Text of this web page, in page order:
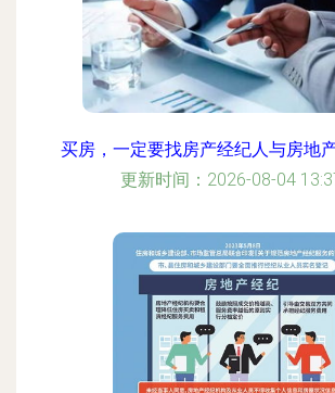
买房，一定要找房产经纪人与房地
更新时间：2026-08-04